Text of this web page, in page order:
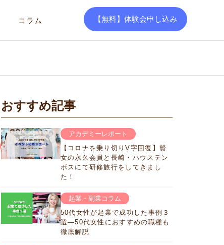
コラム 【無料】体験会申し込み
おすすめ記事
アカデミーレポート
【コロナを乗り切りV字回復】賢
女の永久会員と長崎・ハウステン
ボスにて研修旅行をしてきまし
た！
起業・副業コラム
50代女性が起業で成功した事例３
選―50代女性におすすめの職種も
徹底解説